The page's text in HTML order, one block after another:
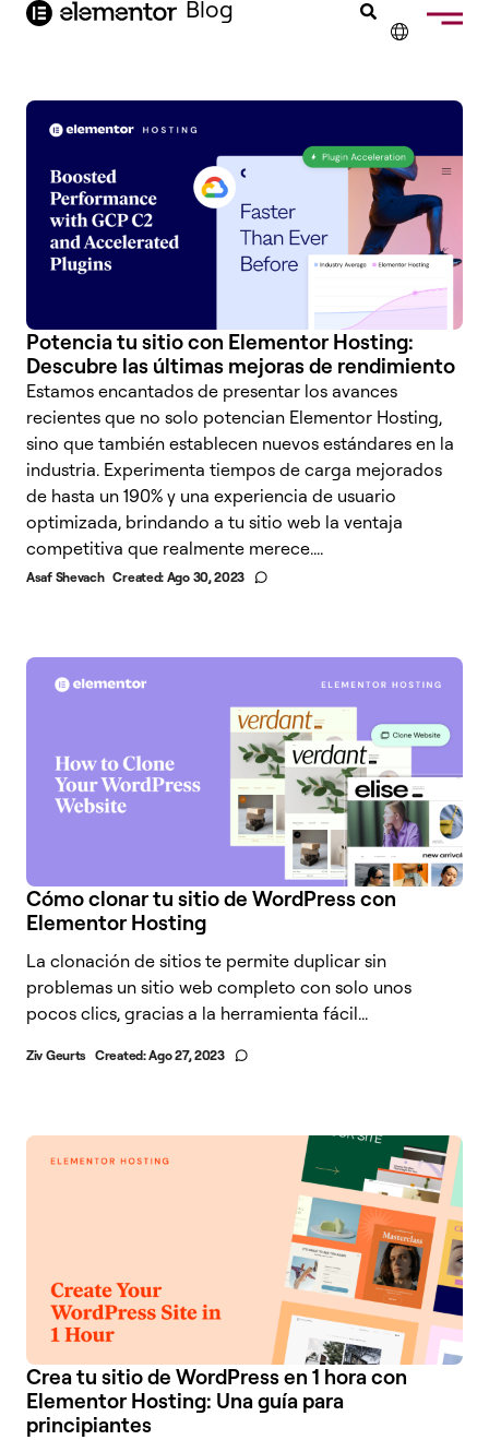
contenido Blog
ENGLISH
FRANÇAIS
NEDERLANDS
DEUTSCH
PORTUGUÊS
ITALIANO
Potencia tu sitio con Elementor Hosting:
Descubre las últimas mejoras de rendimiento
Estamos encantados de presentar los avances
recientes que no solo potencian Elementor Hosting,
sino que también establecen nuevos estándares en la
industria. Experimenta tiempos de carga mejorados
de hasta un 190% y una experiencia de usuario
optimizada, brindando a tu sitio web la ventaja
competitiva que realmente merece....
Asaf Shevach Created: Ago 30, 2023
Cómo clonar tu sitio de WordPress con
Elementor Hosting
La clonación de sitios te permite duplicar sin
problemas un sitio web completo con solo unos
pocos clics, gracias a la herramienta fácil...
Ziv Geurts Created:Ago 27, 2023
Crea tu sitio de WordPress en 1 hora con
Elementor Hosting: Una guía para
principiantes